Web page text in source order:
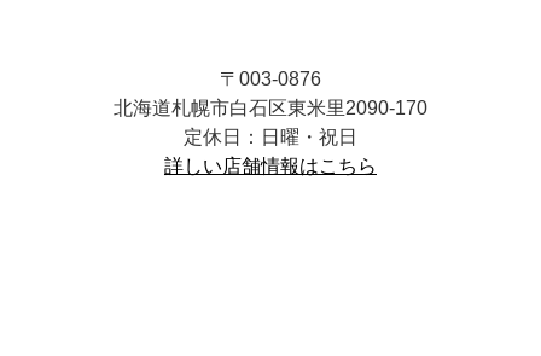
〒003-0876
北海道札幌市白石区東米里2090-170
定休日：日曜・祝日
詳しい店舗情報はこちら